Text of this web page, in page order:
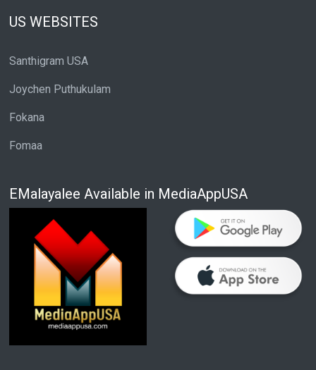
US WEBSITES
Santhigram USA
Joychen Puthukulam
Fokana
Fomaa
EMalayalee Available in MediaAppUSA